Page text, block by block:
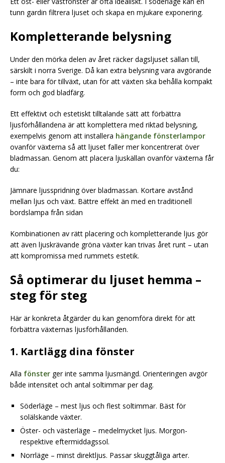
tunn gardin filtrera ljuset och skapa en mjukare exponering.
Kompletterande belysning
Under den mörka delen av året räcker dagsljuset sällan till,
särskilt i norra Sverige. Då kan extra belysning vara avgörande
– inte bara för tillväxt, utan för att växten ska behålla kompakt
form och god bladfärg.
Ett effektivt och estetiskt tilltalande sätt att förbättra
ljusförhållandena är att komplettera med riktad belysning,
exempelvis genom att installera hängande fönsterlampor
ovanför växterna så att ljuset faller mer koncentrerat över
bladmassan. Genom att placera ljuskällan ovanför växterna får
du:
Jämnare ljusspridning över bladmassan. Kortare avstånd
mellan ljus och växt. Bättre effekt än med en traditionell
bordslampa från sidan
Kombinationen av rätt placering och kompletterande ljus gör
att även ljuskrävande gröna växter kan trivas året runt – utan
att kompromissa med rummets estetik.
Så optimerar du ljuset hemma –
steg för steg
Här är konkreta åtgärder du kan genomföra direkt för att
förbättra växternas ljusförhållanden.
1. Kartlägg dina fönster
Alla fönster ger inte samma ljusmängd. Orienteringen avgör
både intensitet och antal soltimmar per dag.
Söderläge – mest ljus och flest soltimmar. Bäst för
solälskande växter.
Öster- och västerläge – medelmycket ljus. Morgon-
respektive eftermiddagssol.
Norrläge – minst direktljus. Passar skuggtåliga arter.